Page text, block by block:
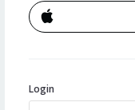
Login